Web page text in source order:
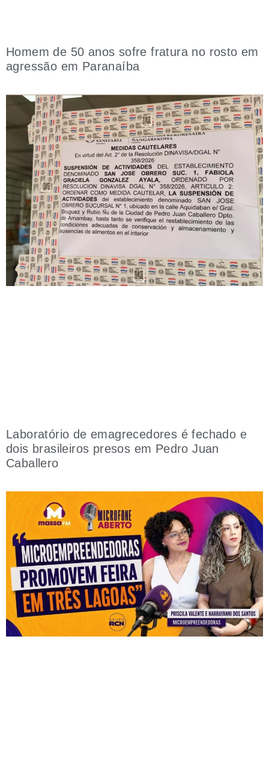
Homem de 50 anos sofre fratura no rosto em
agressão em Paranaíba
Laboratório de emagrecedores é fechado e
dois brasileiros presos em Pedro Juan
Caballero